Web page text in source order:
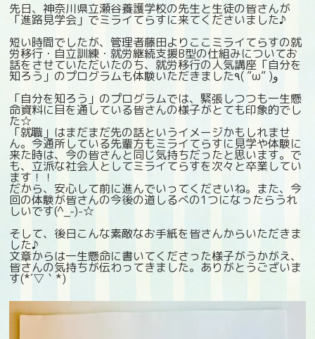
先日、神奈川県立瀬谷養護学校の先生と生徒の皆さんが
「進路見学会」でミライてらすに来てくださいました♪
短い時間でしたが、管理者藤田よりここミライてらすの就
労移行・自立訓練・就労継続支援B型の仕組みについてお
話をさせていただいたのち、就労移行の人気講座「自分を
知ろう」のプログラムも体験いただきました٩( ”ω” )و
「自分を知ろう」のプログラムでは、緊張しつつも一生懸
命資料に目を通している皆さんの様子がとても印象的でし
た☆
「就職」はまだまだ先の話というイメージかもしれませ
ん。今通所している先輩方もミライてらすに見学や体験に
来た時は、今の皆さんと同じ気持ちだったと思います。で
も、立派な社会人としてミライてらすを次々と卒業してい
ます！！
だから、安心して前に進んでいってくださいね。また、今
回の体験が皆さんの今後の道しるべの1つになったらうれ
しいです(^_-)-☆
そして、後日こんな素敵なお手紙を皆さんからいただきま
した♪
文章からは一生懸命に書いてくださった様子がうかがえ、
皆さんの気持ちが伝わってきました。ありがとうございま
す(*´▽｀*)